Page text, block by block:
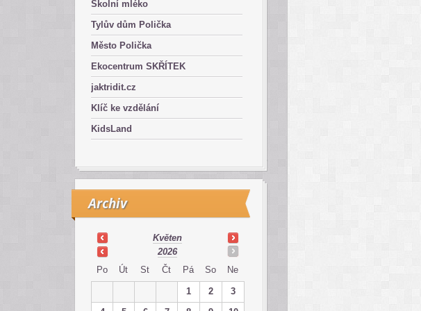
Školní mléko
Tylův dům Polička
Město Polička
Ekocentrum SKŘÍTEK
jaktridit.cz
Klíč ke vzdělání
KidsLand
Archiv
Květen
2026
Po
Út St Čt Pá So Ne
1 2
3